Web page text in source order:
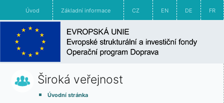
Úvod Základní informace CZ EN DE FR
Široká veřejnost
Úvodní stránka